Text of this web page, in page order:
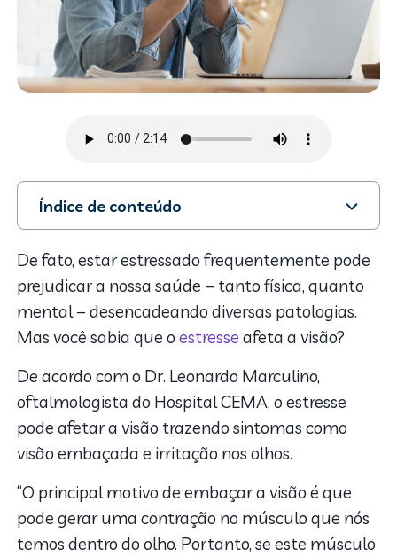
Índice de conteúdo
1. Como o estresse afeta a visão?
2. Quando procurar um médico?
3. Tratamento
4. Como evitar que o estresse afete a visão
De fato, estar estressado frequentemente pode
prejudicar a nossa saúde – tanto física, quanto
mental – desencadeando diversas patologias.
Mas você sabia que oestresse afeta a visão?
De acordo com o Dr. Leonardo Marculino,
oftalmologista do Hospital CEMA, o estresse
pode afetar a visão trazendo sintomas como
visão embaçada e irritação nos olhos.
“O principal motivo de embaçar a visão é que
pode gerar uma contração no músculo que nós
temos dentro do olho. Portanto, se este músculo